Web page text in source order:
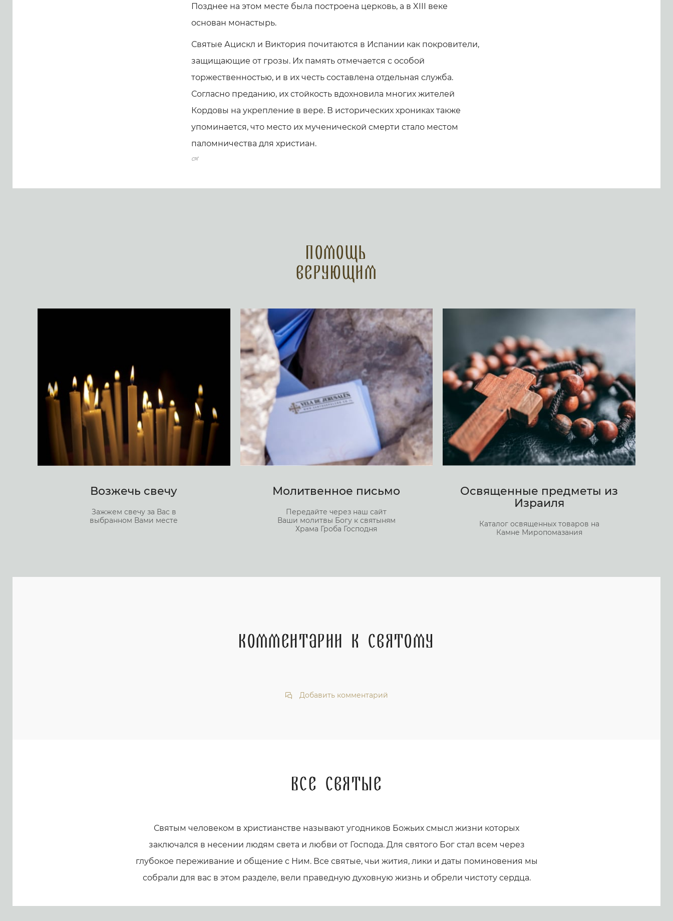
Позднее на этом месте была построена церковь, а в XIII веке
основан монастырь.
Святые Ацискл и Виктория почитаются в Испании как покровители,
защищающие от грозы. Их память отмечается с особой
торжественностью, и в их честь составлена отдельная служба.
Согласно преданию, их стойкость вдохновила многих жителей
Кордовы на укрепление в вере. В исторических хрониках также
упоминается, что место их мученической смерти стало местом
паломничества для христиан.
Помощь
верующим
Возжечь свечу
Зажжем свечу за Вас в
выбранном Вами месте
Молитвенное письмо
Передайте через наш сайт
Ваши молитвы Богу к святыням
Храма Гроба Господня
Освященные предметы из
Израиля
Каталог освященных товаров на
Камне Миропомазания
Комментарии к святому
Добавить комментарий
Все святые
Святым человеком в христианстве называют угодников Божьих смысл жизни которых
заключался в несении людям света и любви от Господа. Для святого Бог стал всем через
глубокое переживание и общение с Ним. Все святые, чьи жития, лики и даты поминовения мы
собрали для вас в этом разделе, вели праведную духовную жизнь и обрели чистоту сердца.